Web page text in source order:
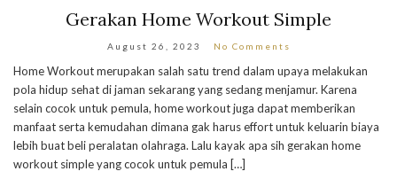
Gerakan Home Workout Simple
August 26, 2023 No Comments
Home Workout merupakan salah satu trend dalam upaya melakukan
pola hidup sehat di jaman sekarang yang sedang menjamur. Karena
selain cocok untuk pemula, home workout juga dapat memberikan
manfaat serta kemudahan dimana gak harus effort untuk keluarin biaya
lebih buat beli peralatan olahraga. Lalu kayak apa sih gerakan home
workout simple yang cocok untuk pemula […]